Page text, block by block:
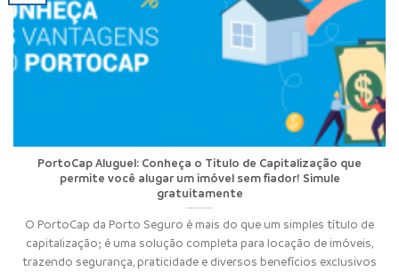
PortoCap Aluguel: Conheça o Titulo de Capitalização que
permite você alugar um imóvel sem fiador! Simule
gratuitamente
O PortoCap da Porto Seguro é mais do que um simples título de
capitalização; é uma solução completa para locação de imóveis,
trazendo segurança, praticidade e diversos benefícios exclusivos